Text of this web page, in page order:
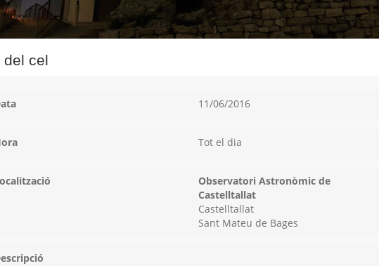
del cel
11/06/2016
Tot el dia
Observatori Astronòmic de
Castelltallat
Castelltallat
Sant Mateu de Bages